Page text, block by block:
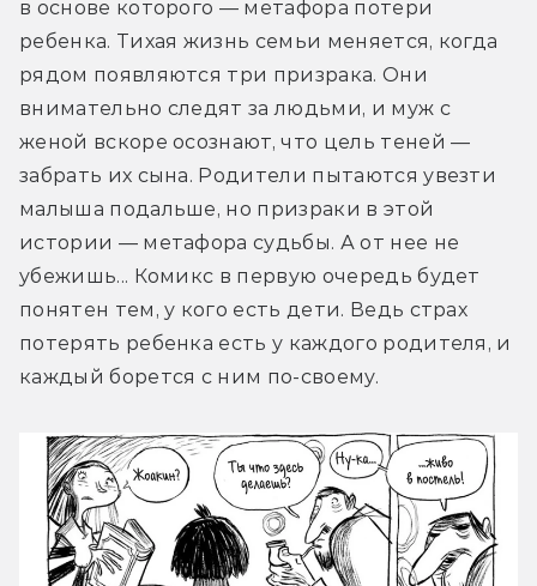
в основе которого — метафора потери
ребенка. Тихая жизнь семьи меняется, когда
рядом появляются три призрака. Они
внимательно следят за людьми, и муж с
женой вскоре осознают, что цель теней —
забрать их сына. Родители пытаются увезти
малыша подальше, но призраки в этой
истории — метафора судьбы. А от нее не
убежишь... Комикс в первую очередь будет
понятен тем, у кого есть дети. Ведь страх
потерять ребенка есть у каждого родителя, и
каждый борется с ним по-своему.